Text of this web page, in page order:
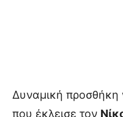
Δυναμική προσθήκη
που έκλεισε τον